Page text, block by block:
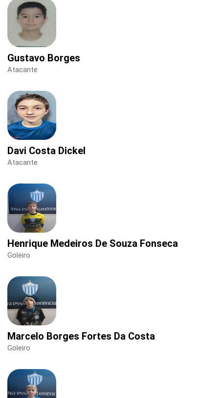
Gustavo Borges
Atacante
Davi Costa Dickel
Atacante
Henrique Medeiros De Souza Fonseca
Goleiro
Marcelo Borges Fortes Da Costa
Goleiro